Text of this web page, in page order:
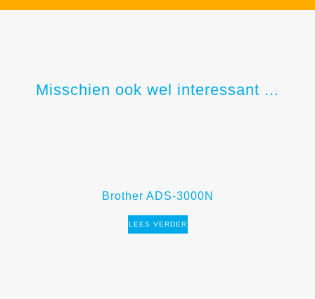
Misschien ook wel interessant ...
Brother ADS-3000N
LEES VERDER